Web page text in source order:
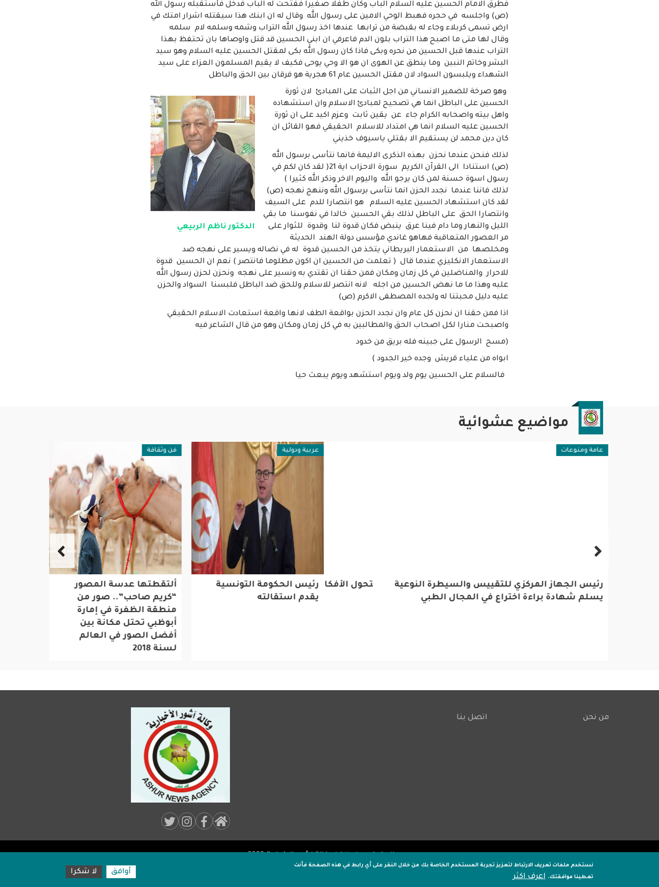
فطرق الامام الحسين عليه السلام الباب وكان طفلا صغيرا ففتحت له الباب فدخل فأستقبله رسول الله
(ص) واجلسه في حجره فهبط الوحي الامين على رسول الله وقال له ان ابنك هذا سيقتله اشرار امتك في
ارض تسمى كربلاء وجاء له بقبضة من ترابها عندها اخذ رسول الله التراب وشمه وسلمه لام سلمه
وقال لها متى ما اصبح هذا التراب بلون الدم فاعرفي ان ابني الحسين قد قتل واوصاها بان تحتفظ بهذا
التراب عندها قبل الحسين من نحره وبكى فاذا كان رسول الله بكى لمقتل الحسين عليه السلام وهو سيد
البشر وخاتم النبين وما ينطق عن الهوى ان هو الا وحي يوحى فكيف لا يقيم المسلمون العزاء على سيد
الشهداء ويلبسون السواد لان مقتل الحسين عام 61 هجرية هو فرقان بين الحق والباطل
الدكتور ناظم الربيعي
وهو صرخة للضمير الانساني من اجل الثبات على المبادئ لان ثورة
الحسين على الباطل انما هي تصحيح لمبادئ الاسلام وان استشهاده
واهل بيته واصحابه الكرام جاء عن يقين ثابت وعزم اكيد على ان ثورة
الحسين عليه السلام انما هي امتداد للاسلام الحقيقي فهو القائل ان
كان دين محمد لن يستقيم الا بقتلي ياسيوف خذيني
لذلك فنحن عندما نحزن بهذه الذكرى الاليمة فانما نتأسى برسول الله
(ص) استنادا الى القرآن الكريم سورة الاحزاب اية 21( لقد كان لكم في
رسول اسوة حسنة لمن كان يرجو الله واليوم الاخر وذكر الله كثيرا )
لذلك فاننا عندما نجدد الحزن انما نتأسى برسول الله وننهج نهجه (ص)
لقد كان استشهاد الحسين عليه السلام هو انتصارا للدم على السيف
وانتصارا الحق على الباطل لذلك بقي الحسين خالدا في نفوسنا ما بقي
الليل والنهار وما دام فينا عرق ينبض فكان قدوة لنا وقدوة للثوار على
مر العصور المتعاقبة فهاهو غاندي مؤسس دولة الهند الحديثة
ومخلصها من الاستعمار البريطاني يتخذ من الحسين قدوة له في نضاله ويسير على نهجه ضد
الاستعمار الانكليزي عندما قال ( تعلمت من الحسين ان اكون مظلوما فانتصر ) نعم ان الحسين قدوة
للاحرار والمناضلين في كل زمان ومكان فمن حقنا ان تقتدي به ونسير على نهجه ونحزن لحزن رسول الله
عليه وهذا ما ما نهض الحسين من اجله لانه انتصر للاسلام وللحق ضد الباطل فلبسنا السواد والحزن
عليه دليل محبتنا له ولجده المصطفى الاكرم (ص)
اذا فمن حقنا ان نحزن كل عام وان نجدد الحزن بواقعة الطف لانها واقعة استعادت الاسلام الحقيقي
واصبحت منارا لكل اصحاب الحق والمطالبين به في كل زمان ومكان وهو من قال الشاعر فيه
(مسح الرسول على جبينه فله بريق من خدود
ابواه من علياء قريش وجده خير الجدود )
فالسلام على الحسين يوم ولد ويوم استشهد ويوم يبعث حيا
مواضيع عشوائية
عامة ومنوعات
رئيس الجهاز المركزي للتقييس والسيطرة النوعية
يسلم شهادة براءة اختراع في المجال الطبي
فندق مومباي .. حين تتحول الأفكار الدينية الى أداة
للقتل والارهاب
عربية ودولية
رئيس الحكومة التونسية
يقدم استقالته
فن وثقافة
ألتقطتها عدسة المصور
“كريم صاحب”.. صور من
منطقة الظفرة في إمارة
أبوظبي تحتل مكانة بين
أفضل الصور في العالم
لسنة 2018
19:58:15 كركوك في قلب “طريق التنمية”: رؤية استراتيجية لمستقبل واعد
Footer
من نحن اتصل بنا
Social
Media:
تصميم وتطوير
نستخدم ملفات تعريف الارتباط لتعزيز تجربة المستخدم الخاصة بك من خلال النقر على أي رابط في هذه الصفحة فأنت
تعطينا موافقتك. اعرف اكثر
أوافق لا شكرا